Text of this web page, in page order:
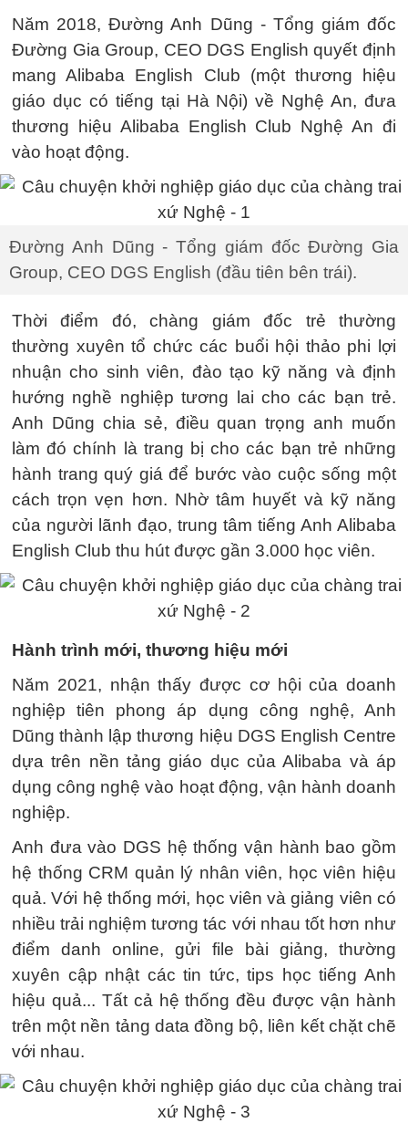
Năm 2018, Đường Anh Dũng - Tổng giám đốc
Đường Gia Group, CEO DGS English quyết định
mang Alibaba English Club (một thương hiệu
giáo dục có tiếng tại Hà Nội) về Nghệ An, đưa
thương hiệu Alibaba English Club Nghệ An đi
vào hoạt động.
Đường Anh Dũng - Tổng giám đốc Đường Gia
Group, CEO DGS English (đầu tiên bên trái).
Thời điểm đó, chàng giám đốc trẻ thường
thường xuyên tổ chức các buổi hội thảo phi lợi
nhuận cho sinh viên, đào tạo kỹ năng và định
hướng nghề nghiệp tương lai cho các bạn trẻ.
Anh Dũng chia sẻ, điều quan trọng anh muốn
làm đó chính là trang bị cho các bạn trẻ những
hành trang quý giá để bước vào cuộc sống một
cách trọn vẹn hơn. Nhờ tâm huyết và kỹ năng
của người lãnh đạo, trung tâm tiếng Anh Alibaba
English Club thu hút được gần 3.000 học viên.
Hành trình mới, thương hiệu mới
Năm 2021, nhận thấy được cơ hội của doanh
nghiệp tiên phong áp dụng công nghệ, Anh
Dũng thành lập thương hiệu DGS English Centre
dựa trên nền tảng giáo dục của Alibaba và áp
dụng công nghệ vào hoạt động, vận hành doanh
nghiệp.
Anh đưa vào DGS hệ thống vận hành bao gồm
hệ thống CRM quản lý nhân viên, học viên hiệu
quả. Với hệ thống mới, học viên và giảng viên có
nhiều trải nghiệm tương tác với nhau tốt hơn như
điểm danh online, gửi file bài giảng, thường
xuyên cập nhật các tin tức, tips học tiếng Anh
hiệu quả... Tất cả hệ thống đều được vận hành
trên một nền tảng data đồng bộ, liên kết chặt chẽ
với nhau.